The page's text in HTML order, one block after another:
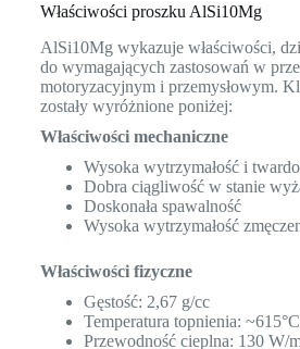
Właściwości proszku AlSi10Mg
AlSi10Mg wykazuje właściwości,
do wymagających zastosowań w
motoryzacyjnym i przemysłowym.
zostały wyróżnione poniżej:
Właściwości mechaniczne
Wysoka wytrzymałość i
Dobra ciągliwość w stanie
Doskonała spawalność
Wysoka wytrzymałość
Właściwości fizyczne
Gęstość: 2,67 g/cc
Temperatura topnienia: ~615°C
Przewodność cieplna: 130 W/